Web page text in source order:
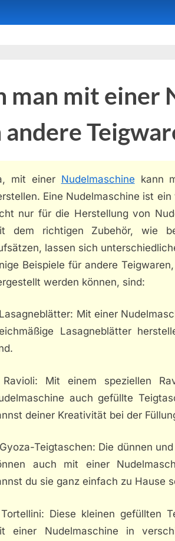
man mit einer
andere
mit einer Nudelmaschine kann
Eine Nudelmaschine ist
nur für die Herstellung von
dem richtigen Zubehör, wie
lassen sich
Beispiele für andere
werden können, sind:
Mit einer
Lasagneblätter
Mit einem speziellen
auch gefüllte
deiner Kreativität bei der
Teigtaschen: Die dünnen
auch mit einer
du sie ganz einfach zu Hause
Diese kleinen gefüllten
einer Nudelmaschine in